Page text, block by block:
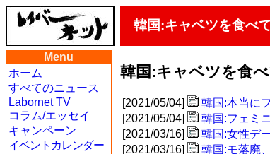
韓国:キャベツを食べ
Menu
ホーム
すべてのニュース
Labornet TV
コラム/エッセイ
キャンペーン
イベントカレンダー
韓国:キャベツを食
[2021/05/04]
韓国:本当に
[2021/05/04]
韓国:フェミ
[2021/03/16]
韓国:女性デ
[2021/03/16]
韓国:モ落廃